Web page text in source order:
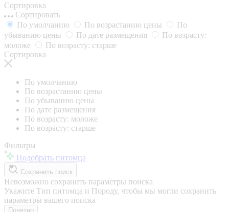
Сортировка
Сортировать
По умолчанию
По возрастанию цены
По
убыванию цены
По дате размещения
По возрасту:
моложе
По возрасту: старше
Сортировка
По умолчанию
По возрастанию цены
По убыванию цены
По дате размещения
По возрасту: моложе
По возрасту: старше
Фильтры
Подобрать питомца
Сохранить поиск
Невозможно сохранить параметры поиска
Укажите Тип питомца и Породу, чтобы мы могли сохранить
параметры вашего поиска
Понятно